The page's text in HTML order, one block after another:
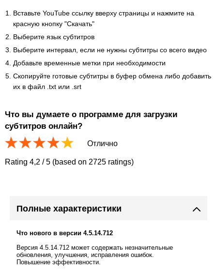
Вставьте YouTube ссылку вверху страницы и нажмите на
красную кнопку "Скачать"
Выберите язык субтитров
Выберите интервал, если не нужны субтитры со всего видео
Добавьте временные метки при необходимости
Скопируйте готовые субтитры в буфер обмена либо добавить
их в файл .txt или .srt
Что вы думаете о программе для загрузки
субтитров онлайн?
Отлично
Rating 4,2 / 5 (based on 2725 ratings)
Полные характеристики
Что нового в версии 4.5.14.712
Версия 4.5.14.712 может содержать незначительные
обновления, улучшения, исправления ошибок.
Повышение эффективности.